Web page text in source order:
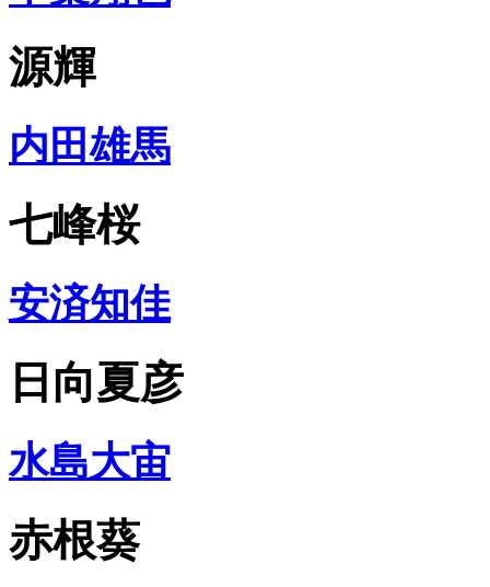
源輝
内田雄馬
七峰桜
安済知佳
日向夏彦
水島大宙
赤根葵